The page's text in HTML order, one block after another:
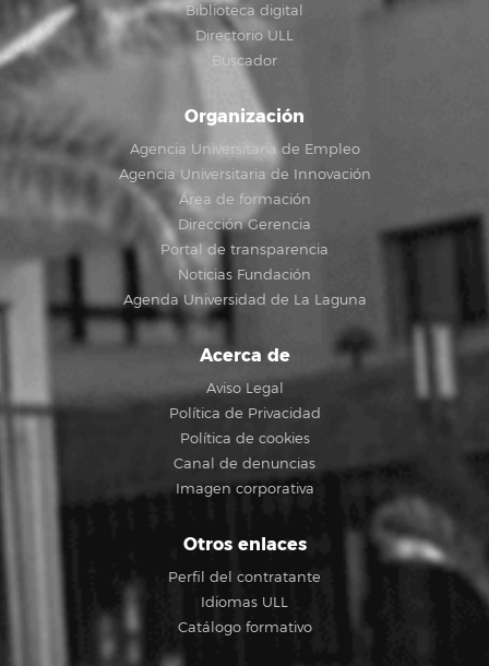
Biblioteca digital
Directorio ULL
Buscador
Organización
Agencia Universitaria de Empleo
Agencia Universitaria de Innovación
Área de formación
Dirección Gerencia
Portal de transparencia
Noticias Fundación
Agenda Universidad de La Laguna
Acerca de
Aviso Legal
Política de Privacidad
Política de cookies
Canal de denuncias
Imagen corporativa
Otros enlaces
Perfil del contratante
Idiomas ULL
Catálogo formativo